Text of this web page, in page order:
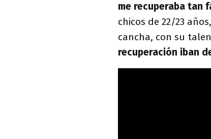
me recuperaba tan
chicos de 22/23
cancha, con su
recuperación iban